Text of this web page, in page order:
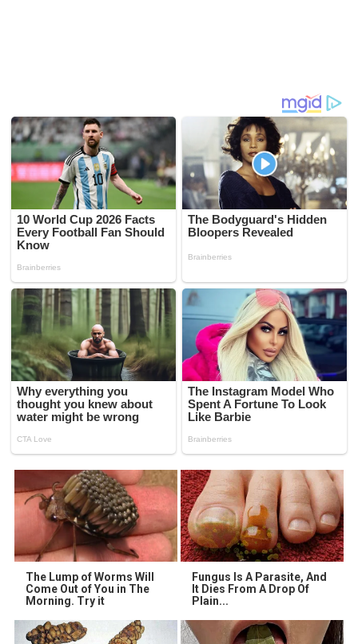
The Lump of Worms Will
Come Out of You in The
Morning. Try it
Fungus Is A Parasite, And
It Dies From A Drop Of
Plain...